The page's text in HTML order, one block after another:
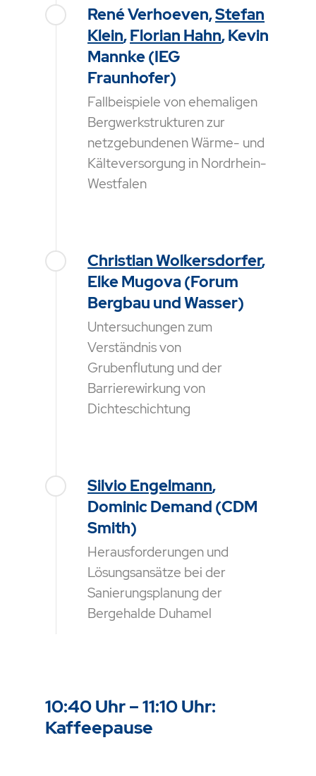
René Verhoeven,Stefan
Klein,Florian Hahn, Kevin
Mannke (IEG
Fraunhofer)
Fallbeispiele von ehemaligen
Bergwerkstrukturen zur
netzgebundenen Wärme- und
Kälteversorgung in Nordrhein-
Westfalen
Christian Wolkersdorfer,
Elke Mugova (Forum
Bergbau und Wasser)
Untersuchungen zum
Verständnis von
Grubenflutung und der
Barrierewirkung von
Dichteschichtung
Silvio Engelmann,
Dominic Demand (CDM
Smith)
Herausforderungen und
Lösungsansätze bei der
Sanierungsplanung der
Bergehalde Duhamel
10:40 Uhr – 11:10 Uhr:
Kaffeepause